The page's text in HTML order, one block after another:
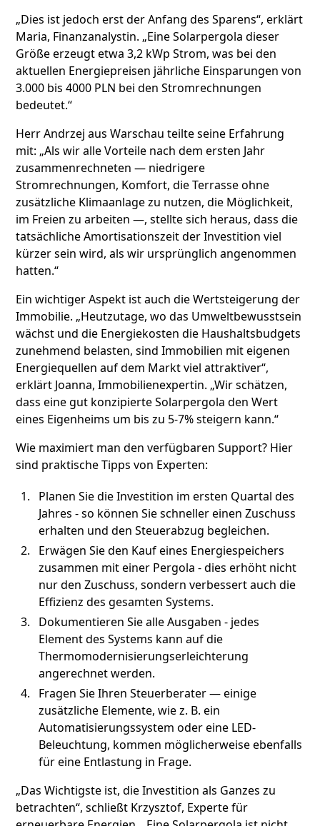
„Dies ist jedoch erst der Anfang des Sparens“, erklärt
Maria, Finanzanalystin. „Eine Solarpergola dieser
Größe erzeugt etwa 3,2 kWp Strom, was bei den
aktuellen Energiepreisen jährliche Einsparungen von
3.000 bis 4000 PLN bei den Stromrechnungen
bedeutet.“
Herr Andrzej aus Warschau teilte seine Erfahrung
mit: „Als wir alle Vorteile nach dem ersten Jahr
zusammenrechneten — niedrigere
Stromrechnungen, Komfort, die Terrasse ohne
zusätzliche Klimaanlage zu nutzen, die Möglichkeit,
im Freien zu arbeiten —, stellte sich heraus, dass die
tatsächliche Amortisationszeit der Investition viel
kürzer sein wird, als wir ursprünglich angenommen
hatten.“
Ein wichtiger Aspekt ist auch die Wertsteigerung der
Immobilie. „Heutzutage, wo das Umweltbewusstsein
wächst und die Energiekosten die Haushaltsbudgets
zunehmend belasten, sind Immobilien mit eigenen
Energiequellen auf dem Markt viel attraktiver“,
erklärt Joanna, Immobilienexpertin. „Wir schätzen,
dass eine gut konzipierte Solarpergola den Wert
eines Eigenheims um bis zu 5-7% steigern kann.“
Wie maximiert man den verfügbaren Support? Hier
sind praktische Tipps von Experten:
Planen Sie die Investition im ersten Quartal des
Jahres - so können Sie schneller einen Zuschuss
erhalten und den Steuerabzug begleichen.
Erwägen Sie den Kauf eines Energiespeichers
zusammen mit einer Pergola - dies erhöht nicht
nur den Zuschuss, sondern verbessert auch die
Effizienz des gesamten Systems.
Dokumentieren Sie alle Ausgaben - jedes
Element des Systems kann auf die
Thermomodernisierungserleichterung
angerechnet werden.
Fragen Sie Ihren Steuerberater — einige
zusätzliche Elemente, wie z. B. ein
Automatisierungssystem oder eine LED-
Beleuchtung, kommen möglicherweise ebenfalls
für eine Entlastung in Frage.
„Das Wichtigste ist, die Investition als Ganzes zu
betrachten“, schließt Krzysztof, Experte für